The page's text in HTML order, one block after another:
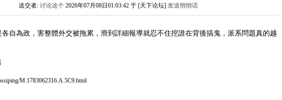
送交者: 讨论这个 2026年07月08日01:03:42 于 [天下论坛] 发送悄悄话
自為政，害整體外交被拖累，滑到詳細報導就忍不住挖誰在背後搞鬼，派系問題真的越
M.1783062316.A.5C9.html